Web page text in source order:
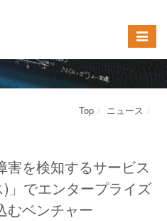
Top ニュース
害を検知するサービス
)」でエンタープライズ
むベンチャー